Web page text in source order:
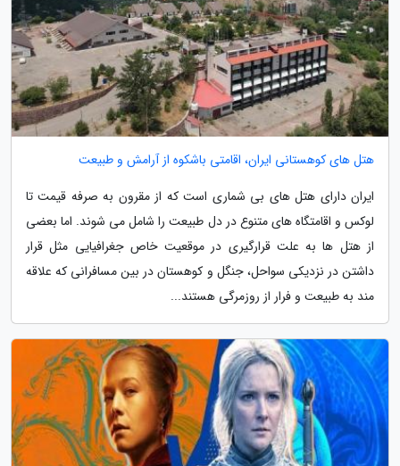
هتل های کوهستانی ایران، اقامتی باشکوه از آرامش و طبیعت
ایران دارای هتل های بی شماری است که از مقرون به صرفه قیمت تا
لوکس و اقامتگاه های متنوع در دل طبیعت را شامل می شوند. اما بعضی
از هتل ها به علت قرارگیری در موقعیت خاص جغرافیایی مثل قرار
داشتن در نزدیکی سواحل، جنگل و کوهستان در بین مسافرانی که علاقه
مند به طبیعت و فرار از روزمرگی هستند...